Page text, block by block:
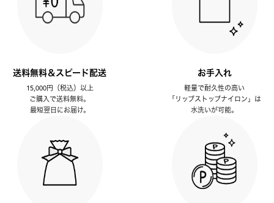
送料無料＆スピード配送
15,000円（税込）以上
ご購入で送料無料。
最短翌日にお届け。
お手入れ
軽量で耐久性の高い
「リップストップナイロン」は
水洗いが可能。